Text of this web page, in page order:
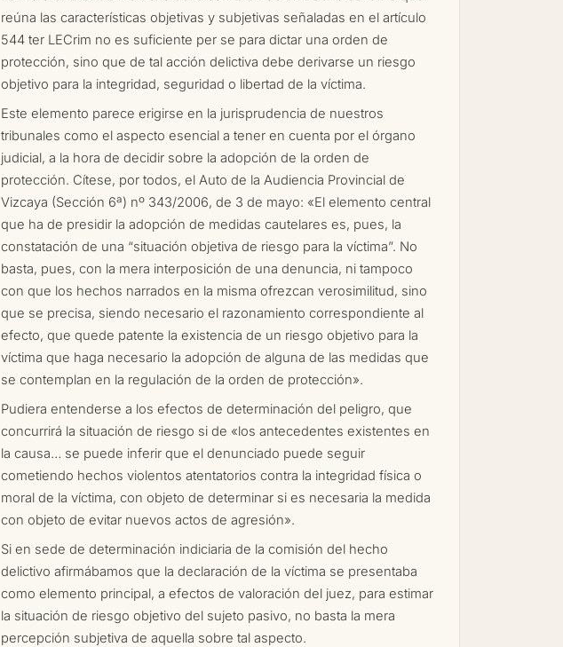
reúna las características objetivas y subjetivas señaladas en el artículo
544 ter LECrim no es suficiente per se para dictar una orden de
protección, sino que de tal acción delictiva debe derivarse un riesgo
objetivo para la integridad, seguridad o libertad de la víctima.
Este elemento parece erigirse en la jurisprudencia de nuestros
tribunales como el aspecto esencial a tener en cuenta por el órgano
judicial, a la hora de decidir sobre la adopción de la orden de
protección. Cítese, por todos, el Auto de la Audiencia Provincial de
Vizcaya (Sección 6ª) nº 343/2006, de 3 de mayo: «El elemento central
que ha de presidir la adopción de medidas cautelares es, pues, la
constatación de una “situación objetiva de riesgo para la víctima”. No
basta, pues, con la mera interposición de una denuncia, ni tampoco
con que los hechos narrados en la misma ofrezcan verosimilitud, sino
que se precisa, siendo necesario el razonamiento correspondiente al
efecto, que quede patente la existencia de un riesgo objetivo para la
víctima que haga necesario la adopción de alguna de las medidas que
se contemplan en la regulación de la orden de protección».
Pudiera entenderse a los efectos de determinación del peligro, que
concurrirá la situación de riesgo si de «los antecedentes existentes en
la causa… se puede inferir que el denunciado puede seguir
cometiendo hechos violentos atentatorios contra la integridad física o
moral de la víctima, con objeto de determinar si es necesaria la medida
con objeto de evitar nuevos actos de agresión».
Si en sede de determinación indiciaria de la comisión del hecho
delictivo afirmábamos que la declaración de la víctima se presentaba
como elemento principal, a efectos de valoración del juez, para estimar
la situación de riesgo objetivo del sujeto pasivo, no basta la mera
percepción subjetiva de aquella sobre tal aspecto.